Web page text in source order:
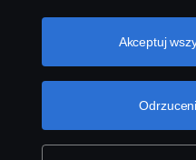
się informacjami. Możesz
plikami cookies, klikając
sekcję dotyczącą plików
klikając na link poniżej
Akceptuj